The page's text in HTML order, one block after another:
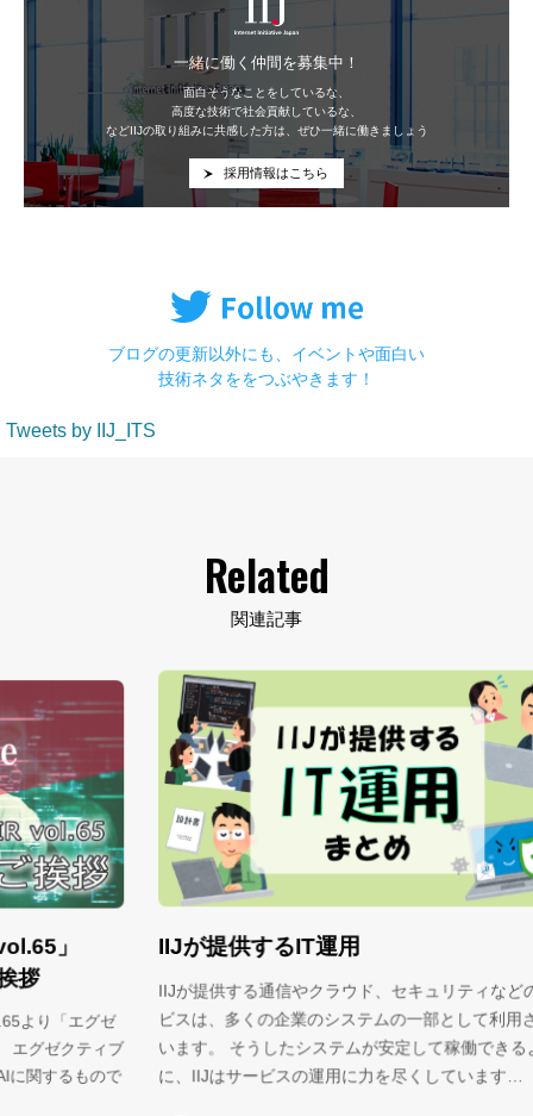
IIJ
一緒に働く仲間を募集中！
面白そうなことをしているな、
高度な技術で社会貢献しているな、
などIIJの取り組みに共感した方は、ぜひ一緒に働きましょう
採用情報はこちら
ブログの更新以外にも、イベントや面白い
技術ネタををつぶやきます！
Tweets by IIJ_ITS
Related
関連記事
ブ
で
IIJが提供するIT運用
IIJが提供する通信やクラウド、セキュリティなどのサー
ビスは、多くの企業のシステムの一部として利用されて
います。 そうしたシステムが安定して稼働できるよう
に、IIJはサービスの運用に力を尽くしています…
※
ク